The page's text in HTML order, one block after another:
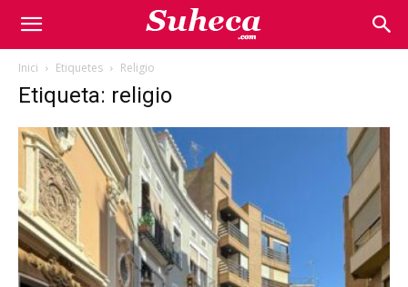
Inici Etiquetes Religio
Etiqueta: religio